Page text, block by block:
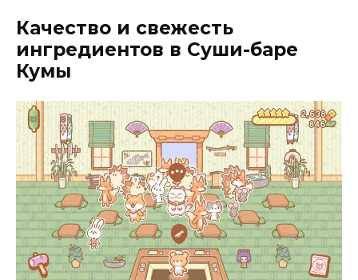
Качество и свежесть
ингредиентов в Суши-баре
Кумы